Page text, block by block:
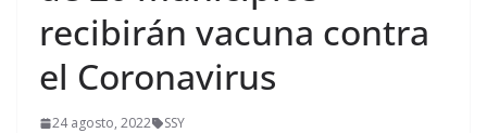
recibirán vacuna contra
el Coronavirus
24 agosto, 2022 SSY